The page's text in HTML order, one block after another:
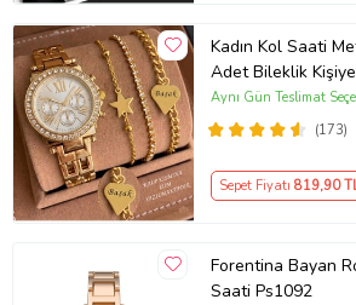
Kadın Kol Saati
Adet Bileklik
Kadına hediye Kız
(173)
Aynı Gün Teslimat
Sepet Fiyatı 819,90
Forentina Bayan
Saati Ps1092